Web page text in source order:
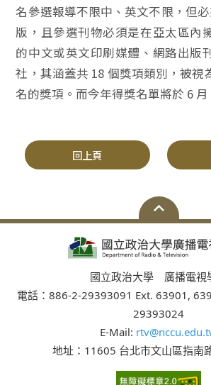
名參選報導不限中、英文不限，但
版，且參選刊物必須是在亞太區內
的中文或英文印刷媒體、網路出版
社，其涵蓋共 18 個獎項類別，被視
名的獎項。而今年得獎名單將於 6 月
回上頁
國立政治大學 廣播電視
電話：886-2-29393091 Ext. 63901,
29393024
E-Mail:
地址：11605 台北市文山區指南